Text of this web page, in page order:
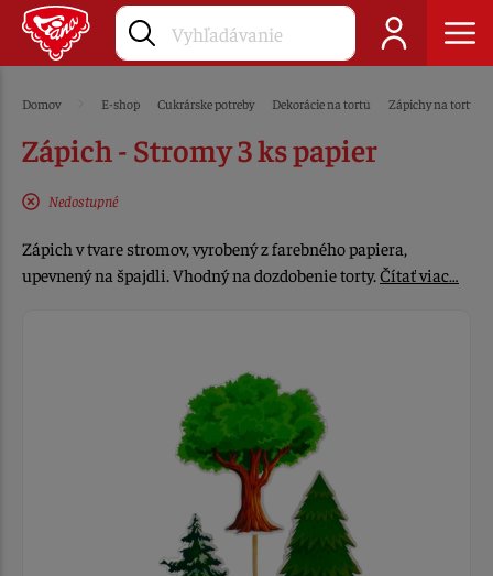
Domov E-shop Cukrárske potreby Dekorácie na tortu Zápichy na tortu
Zápich - Stromy 3 ks papier
Nedostupné
Zápich v tvare stromov, vyrobený z farebného papiera,
upevnený na špajdli. Vhodný na dozdobenie torty.Čítať viac…